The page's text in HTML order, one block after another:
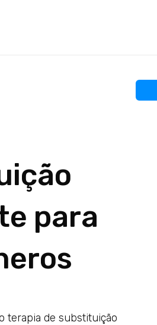
para
terapia de substituição